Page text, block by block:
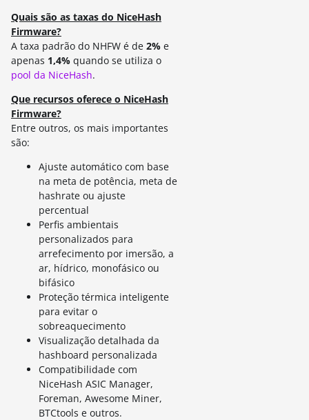
Quais são as taxas do NiceHash
Firmware?
A taxa padrão do NHFW é de 2% e
apenas 1,4% quando se utiliza o
pool da NiceHash.
Que recursos oferece o NiceHash
Firmware?
Entre outros, os mais importantes
são:
Ajuste automático com base
na meta de potência, meta de
hashrate ou ajuste
percentual
Perfis ambientais
personalizados para
arrefecimento por imersão, a
ar, hídrico, monofásico ou
bifásico
Proteção térmica inteligente
para evitar o
sobreaquecimento
Visualização detalhada da
hashboard personalizada
Compatibilidade com
NiceHash ASIC Manager,
Foreman, Awesome Miner,
BTCtools e outros.